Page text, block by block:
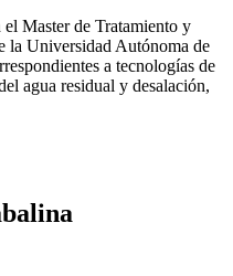
Master de Tratamiento y
la Universidad Autónoma de
a tecnologías de
agua residual y desalación,